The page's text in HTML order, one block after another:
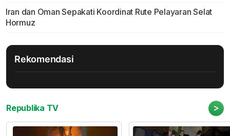
Iran dan Oman Sepakati Koordinat Rute Pelayaran Selat
Hormuz
Rekomendasi
Republika TV >